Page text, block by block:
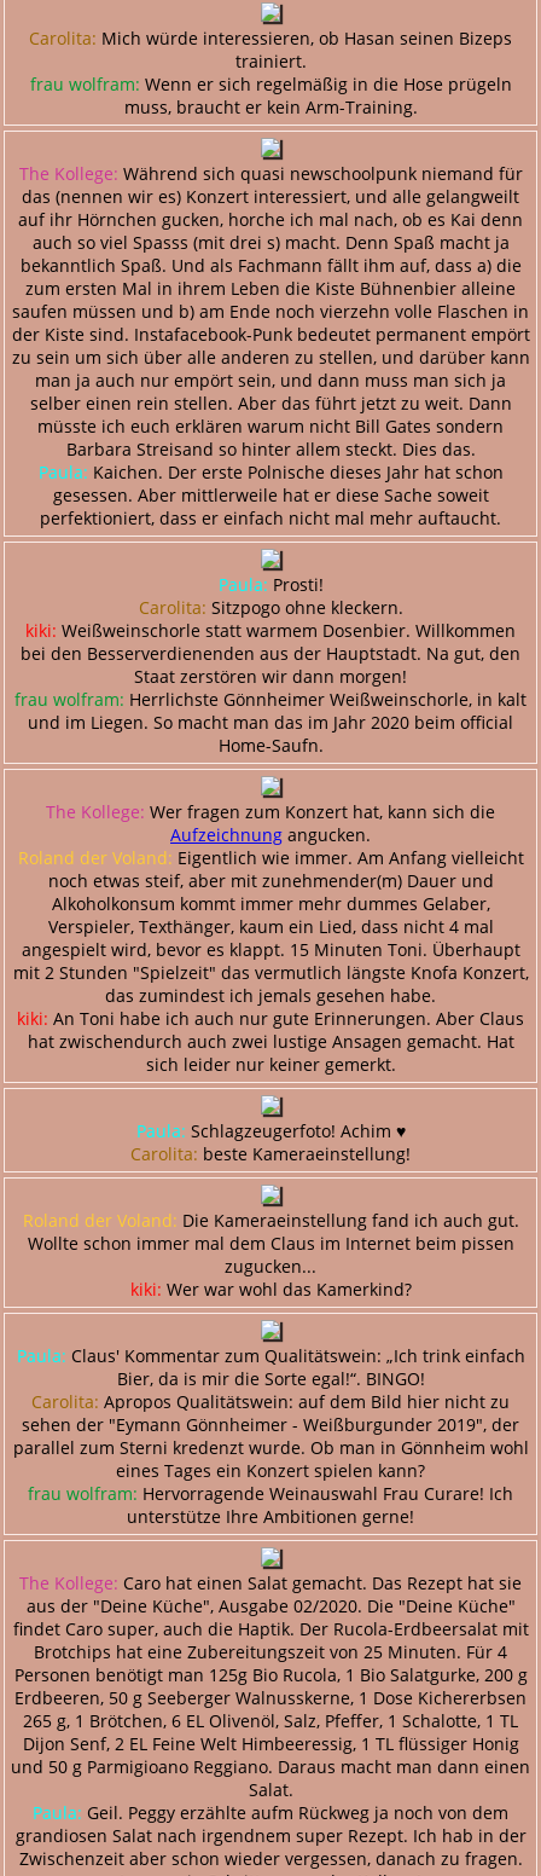
Carolita: Mich würde interessieren, ob Hasan seinen Bizeps
trainiert.
frau wolfram: Wenn er sich regelmäßig in die Hose prügeln
muss, braucht er kein Arm-Training.
The Kollege: Während sich quasi newschoolpunk niemand für
das (nennen wir es) Konzert interessiert, und alle gelangweilt
auf ihr Hörnchen gucken, horche ich mal nach, ob es Kai denn
auch so viel Spasss (mit drei s) macht. Denn Spaß macht ja
bekanntlich Spaß. Und als Fachmann fällt ihm auf, dass a) die
zum ersten Mal in ihrem Leben die Kiste Bühnenbier alleine
saufen müssen und b) am Ende noch vierzehn volle Flaschen in
der Kiste sind. Instafacebook-Punk bedeutet permanent empört
zu sein um sich über alle anderen zu stellen, und darüber kann
man ja auch nur empört sein, und dann muss man sich ja
selber einen rein stellen. Aber das führt jetzt zu weit. Dann
müsste ich euch erklären warum nicht Bill Gates sondern
Barbara Streisand so hinter allem steckt. Dies das.
Paula: Kaichen. Der erste Polnische dieses Jahr hat schon
gesessen. Aber mittlerweile hat er diese Sache soweit
perfektioniert, dass er einfach nicht mal mehr auftaucht.
Paula: Prosti!
Carolita: Sitzpogo ohne kleckern.
kiki: Weißweinschorle statt warmem Dosenbier. Willkommen
bei den Besserverdienenden aus der Hauptstadt. Na gut, den
Staat zerstören wir dann morgen!
frau wolfram: Herrlichste Gönnheimer Weißweinschorle, in kalt
und im Liegen. So macht man das im Jahr 2020 beim official
Home-Saufn.
The Kollege: Wer fragen zum Konzert hat, kann sich die
Aufzeichnung angucken.
Roland der Voland: Eigentlich wie immer. Am Anfang vielleicht
noch etwas steif, aber mit zunehmender(m) Dauer und
Alkoholkonsum kommt immer mehr dummes Gelaber,
Verspieler, Texthänger, kaum ein Lied, dass nicht 4 mal
angespielt wird, bevor es klappt. 15 Minuten Toni. Überhaupt
mit 2 Stunden "Spielzeit" das vermutlich längste Knofa Konzert,
das zumindest ich jemals gesehen habe.
kiki: An Toni habe ich auch nur gute Erinnerungen. Aber Claus
hat zwischendurch auch zwei lustige Ansagen gemacht. Hat
sich leider nur keiner gemerkt.
Paula: Schlagzeugerfoto! Achim ♥️
Carolita: beste Kameraeinstellung!
Roland der Voland: Die Kameraeinstellung fand ich auch gut.
Wollte schon immer mal dem Claus im Internet beim pissen
zugucken...
kiki: Wer war wohl das Kamerkind?
Paula: Claus' Kommentar zum Qualitätswein: „Ich trink einfach
Bier, da is mir die Sorte egal!“. BINGO!
Carolita: Apropos Qualitätswein: auf dem Bild hier nicht zu
sehen der "Eymann Gönnheimer - Weißburgunder 2019", der
parallel zum Sterni kredenzt wurde. Ob man in Gönnheim wohl
eines Tages ein Konzert spielen kann?
frau wolfram: Hervorragende Weinauswahl Frau Curare! Ich
unterstütze Ihre Ambitionen gerne!
The Kollege: Caro hat einen Salat gemacht. Das Rezept hat sie
aus der "Deine Küche", Ausgabe 02/2020. Die "Deine Küche"
findet Caro super, auch die Haptik. Der Rucola-Erdbeersalat mit
Brotchips hat eine Zubereitungszeit von 25 Minuten. Für 4
Personen benötigt man 125g Bio Rucola, 1 Bio Salatgurke, 200 g
Erdbeeren, 50 g Seeberger Walnusskerne, 1 Dose Kichererbsen
265 g, 1 Brötchen, 6 EL Olivenöl, Salz, Pfeffer, 1 Schalotte, 1 TL
Dijon Senf, 2 EL Feine Welt Himbeeressig, 1 TL flüssiger Honig
und 50 g Parmigioano Reggiano. Daraus macht man dann einen
Salat.
Paula: Geil. Peggy erzählte aufm Rückweg ja noch von dem
grandiosen Salat nach irgendnem super Rezept. Ich hab in der
Zwischenzeit aber schon wieder vergessen, danach zu fragen.